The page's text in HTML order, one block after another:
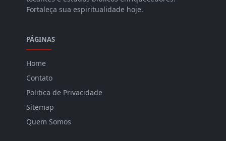
Fortaleça sua espiritualidade hoje.
PÁGINAS
Home
Contato
Politica de Privacidade
Sitemap
Quem Somos